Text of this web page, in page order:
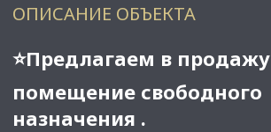
ОПИСАНИЕ ОБЪЕКТА
⭐Предлагаем в продажу
помещение свободного
назначения .